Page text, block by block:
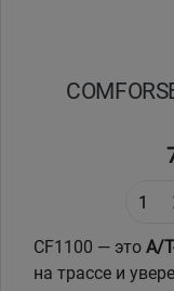
CF1100 — это A/
на трассе и